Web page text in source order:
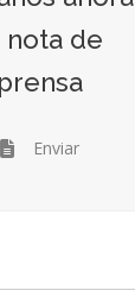
nota de
prensa
Enviar